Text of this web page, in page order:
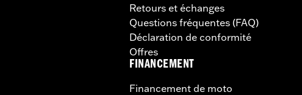
Retours et échanges
Questions fréquentes (FAQ)
Déclaration de conformité
Offres
FINANCEMENT
Financement de moto